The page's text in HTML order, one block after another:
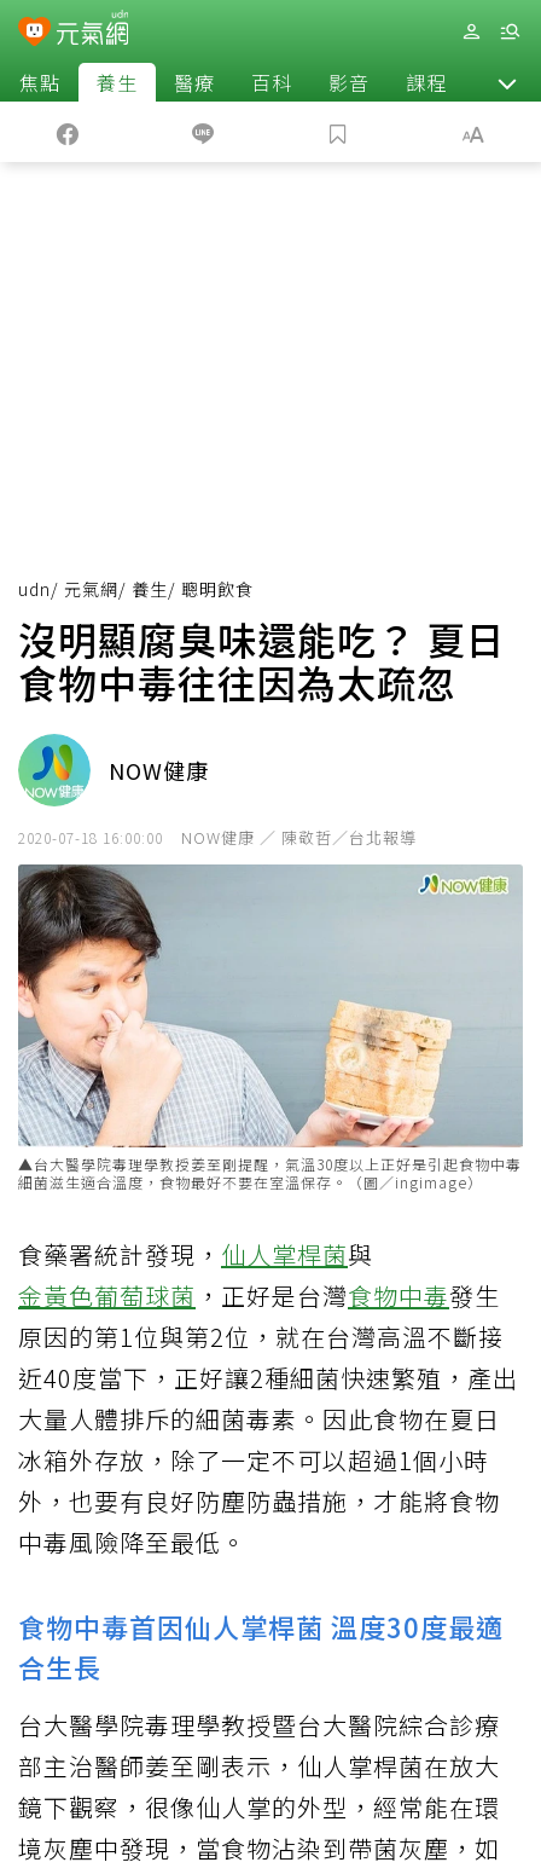
焦點 養生 醫療 百科 影音 課程 退休
udn/ 元氣網/ 養生/ 聰明飲食
沒明顯腐臭味還能吃？ 夏日
食物中毒往往因為太疏忽
NOW健康
2020-07-18 16:00:00 NOW健康 ／ 陳敬哲／台北報導
▲台大醫學院毒理學教授姜至剛提醒，氣溫30度以上正好是引起食物中毒
細菌滋生適合溫度，食物最好不要在室溫保存。（圖／ingimage）
食藥署統計發現， 仙人掌桿菌與
金黃色葡萄球菌 ，正好是台灣食物中毒發生
原因的第1位與第2位，就在台灣高溫不斷接
近40度當下，正好讓2種細菌快速繁殖，產出
大量人體排斥的細菌毒素。因此食物在夏日
冰箱外存放，除了一定不可以超過1個小時
外，也要有良好防塵防蟲措施，才能將食物
中毒風險降至最低。
食物中毒首因仙人掌桿菌 溫度30度最適
合生長
台大醫學院毒理學教授暨台大醫院綜合診療
部主治醫師姜至剛表示，仙人掌桿菌在放大
鏡下觀察，很像仙人掌的外型，經常能在環
境灰塵中發現，當食物沾染到帶菌灰塵，如